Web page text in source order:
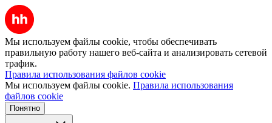
Мы используем файлы cookie, чтобы обеспечивать
правильную работу нашего веб-сайта и анализировать сетевой
трафик.
Правила использования файлов cookie
Мы используем файлы cookie. Правила использования
файлов cookie
Понятно